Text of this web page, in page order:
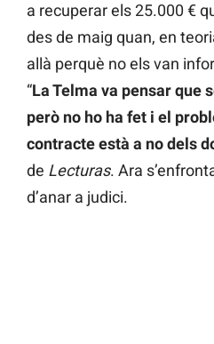
a recuperar els 25.000 €
des de maig quan, en
allà perquè no els van
“La Telma va pensar que
però no ho ha fet i el
contracte està a no dels
de Lecturas. Ara
d’anar a judici.